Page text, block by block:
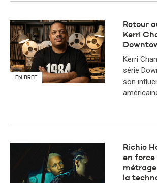
EN BREF
Retour
Kerri
Kerri
série
son
Richie
en force
la